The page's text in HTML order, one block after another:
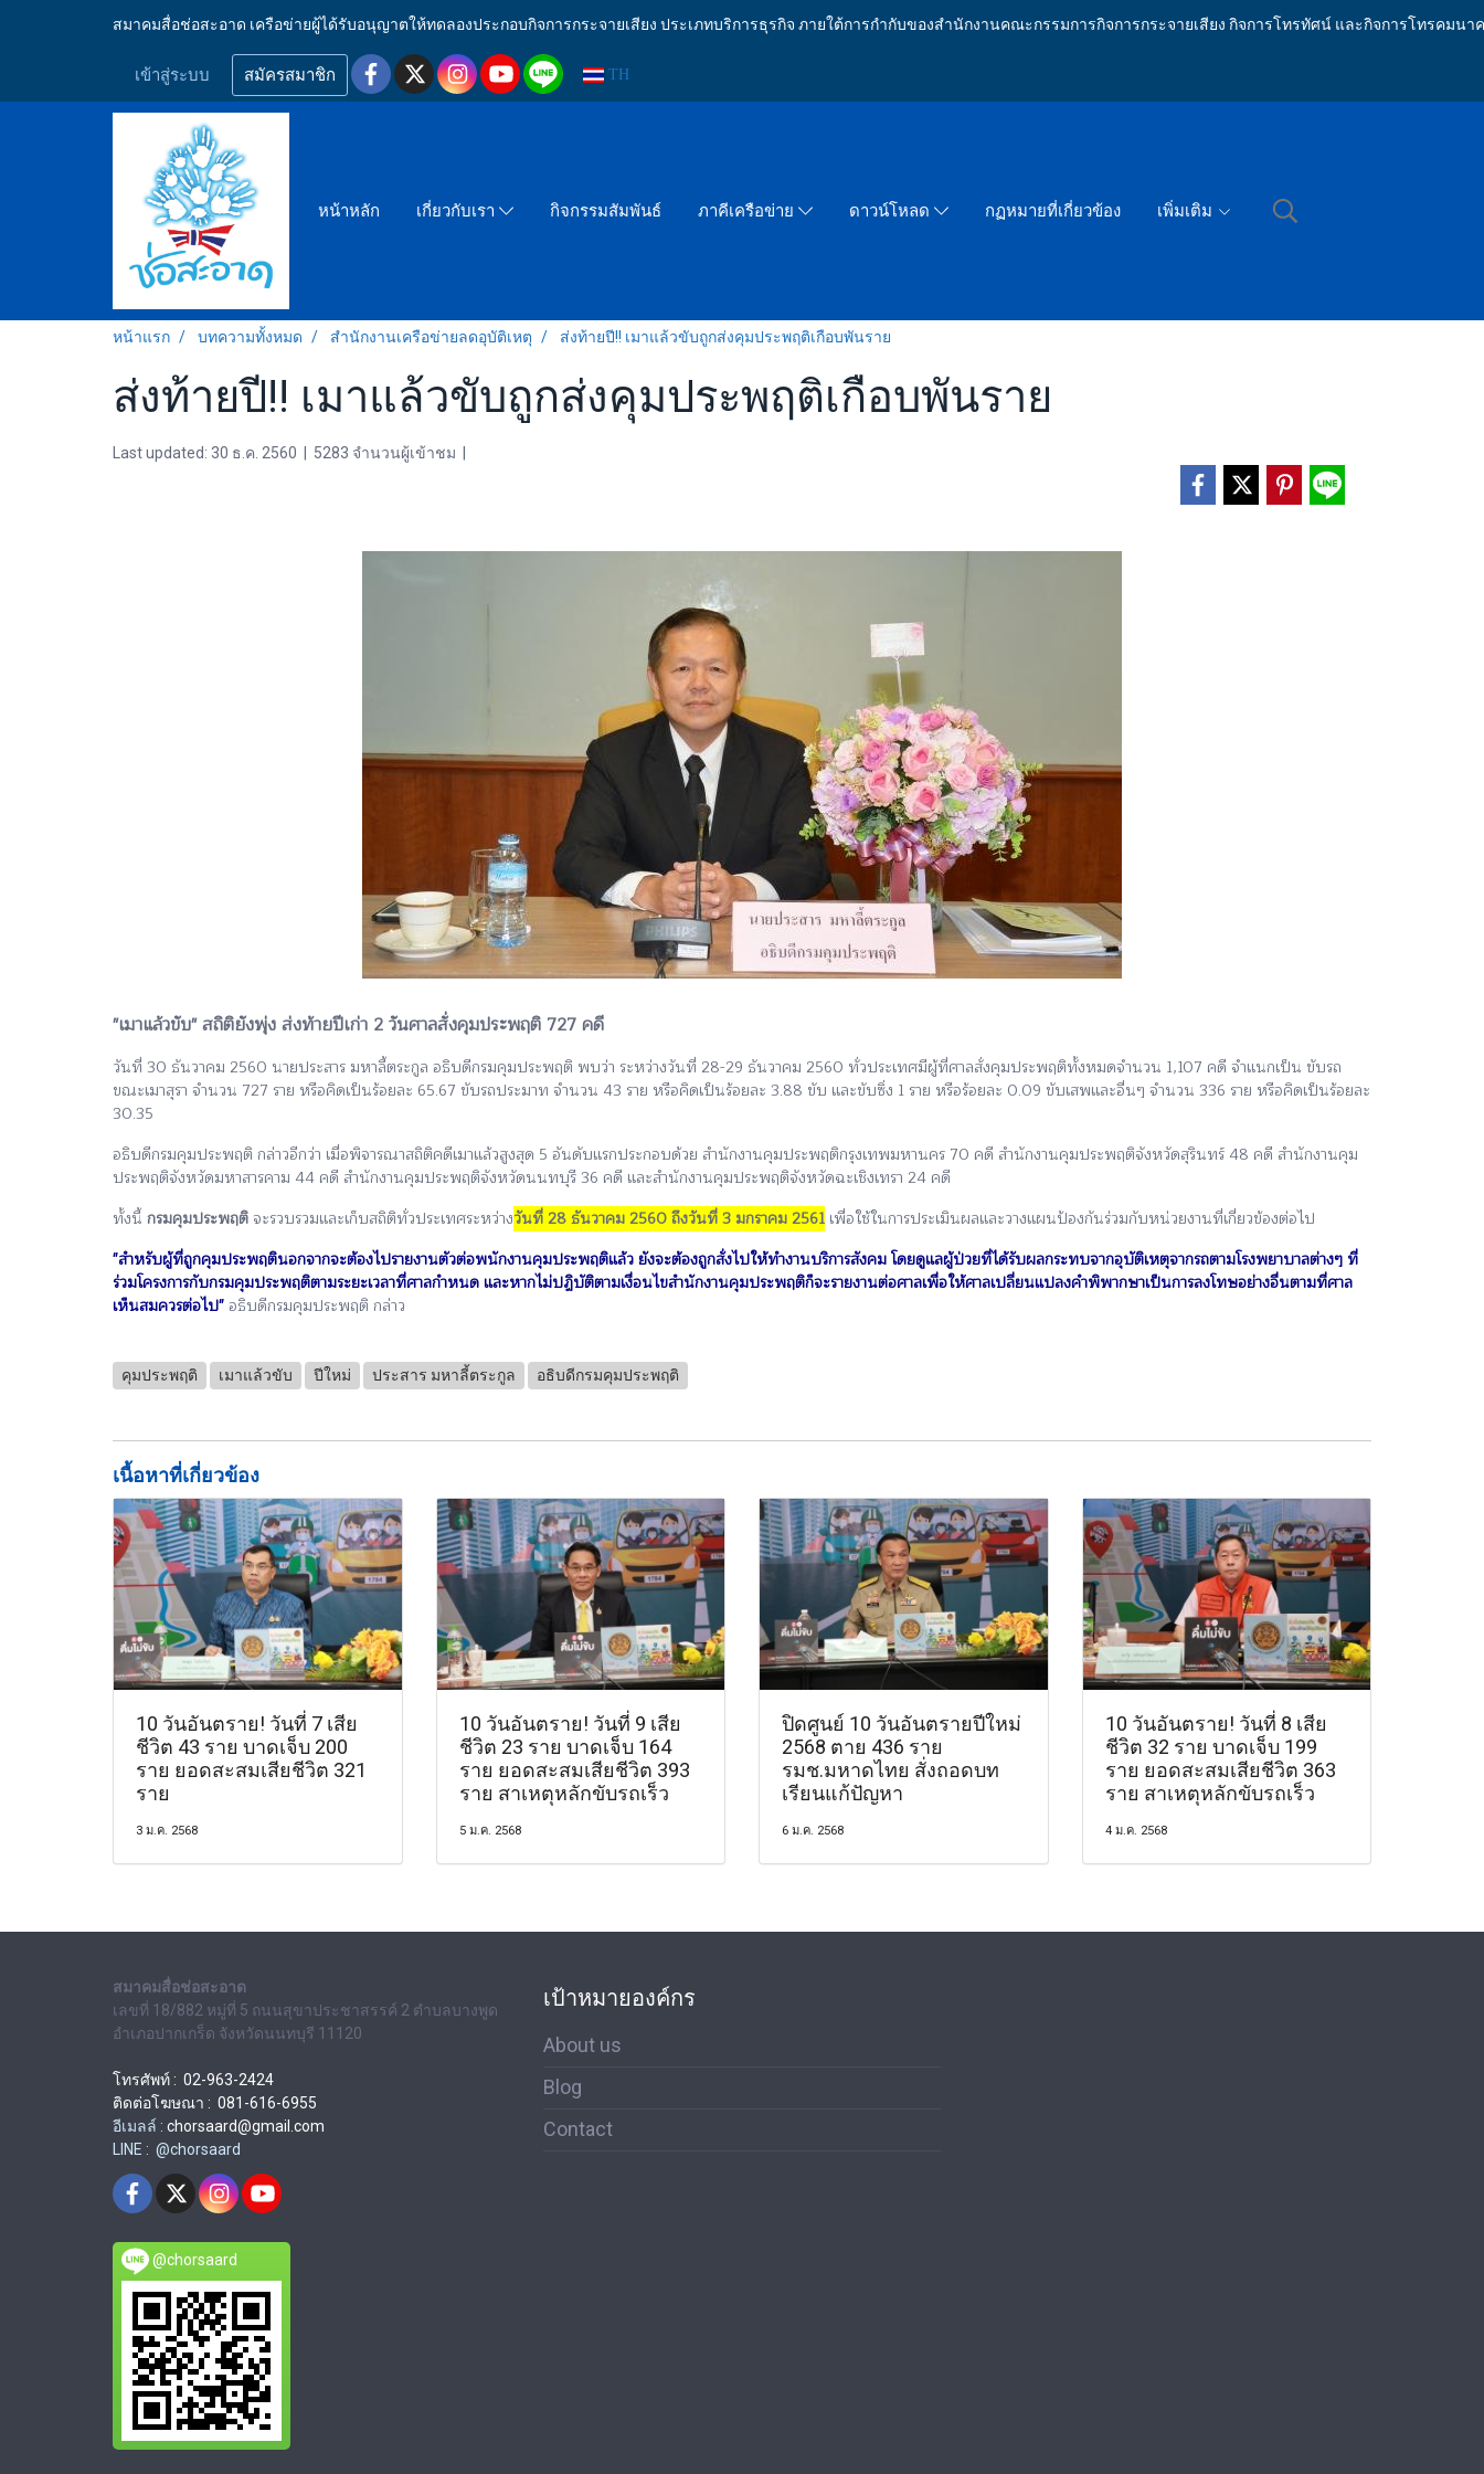
สมาคมสื่อช่อสะอาด เครือข่ายผู้ได้รับอนุญาตให้ทดลองประกอบกิจการกระจายเสียง ประเภทบริการธุรกิจ ภายใต้การกำกับของสำนักงานคณะกรรมการกิจการกระจายเสียง กิจการโทรทัศน์ และกิจการโทรคมนา
เข้าสู่ระบบ สมัครสมาชิก TH
หน้าหลัก เกี่ยวกับเรา กิจกรรมสัมพันธ์ ภาคีเครือข่าย ดาวน์โหลด กฏหมายที่เกี่ยวข้อง เพิ่มเติม
หน้าแรก บทความทั้งหมด สำนักงานเครือข่ายลดอุบัติเหตุ ส่งท้ายปี!! เมาแล้วขับถูกส่งคุมประพฤติเกือบพันราย
ส่งท้ายปี!! เมาแล้วขับถูกส่งคุมประพฤติเกือบพันราย
Last updated: 30 ธ.ค. 2560 5283 จำนวนผู้เข้าชม
"เมาแล้วขับ" สถิติยังพุ่ง ส่งท้ายปีเก่า 2 วันศาลสั่งคุมประพฤติ 727 คดี
วันที่ 30 ธันวาคม 2560 นายประสาร มหาลี้ตระกูล อธิบดีกรมคุมประพฤติ พบว่า ระหว่างวันที่ 28-29 ธันวาคม 2560 ทั่วประเทศมีผู้ที่ศาลสั่งคุมประพฤติทั้งหมดจำนวน 1,107 คดี จำแนกเป็น ขับรถ
ขณะเมาสุรา จำนวน 727 ราย หรือคิดเป็นร้อยละ 65.67 ขับรถประมาท จำนวน 43 ราย หรือคิดเป็นร้อยละ 3.88 ขับ และขับซิ่ง 1 ราย หรือร้อยละ 0.09 ขับเสพและอื่นๆ จำนวน 336 ราย หรือคิดเป็นร้อยละ
30.35
อธิบดีกรมคุมประพฤติ กล่าวอีกว่า เมื่อพิจารณาสถิติคดีเมาแล้วสูงสุด 5 อันดับแรกประกอบด้วย สำนักงานคุมประพฤติกรุงเทพมหานคร 70 คดี สำนักงานคุมประพฤติจังหวัดสุรินทร์ 48 คดี สำนักงานคุม
ประพฤติจังหวัดมหาสารคาม 44 คดี สำนักงานคุมประพฤติจังหวัดนนทบุรี 36 คดี และสำนักงานคุมประพฤติจังหวัดฉะเชิงเทรา 24 คดี
ทั้งนี้ กรมคุมประพฤติ จะรวบรวมและเก็บสถิติทั่วประเทศระหว่างวันที่ 28 ธันวาคม 2560 ถึงวันที่ 3 มกราคม 2561 เพื่อใช้ในการประเมินผลและวางแผนป้องกันร่วมกับหน่วยงานที่เกี่ยวข้องต่อไป
"สำหรับผู้ที่ถูกคุมประพฤตินอกจากจะต้องไปรายงานตัวต่อพนักงานคุมประพฤติแล้ว ยังจะต้องถูกสั่งไปให้ทำงานบริการสังคม โดยดูแลผู้ป่วยที่ได้รับผลกระทบจากอุบัติเหตุจากรถตามโรงพยาบาลต่างๆ ที่
ร่วมโครงการกับกรมคุมประพฤติตามระยะเวลาที่ศาลกำหนด และหากไม่ปฏิบัติตามเงื่อนไขสำนักงานคุมประพฤติก็จะรายงานต่อศาลเพื่อให้ศาลเปลี่ยนแปลงคำพิพากษาเป็นการลงโทษอย่างอื่นตามที่ศาล
เห็นสมควรต่อไป" อธิบดีกรมคุมประพฤติ กล่าว
คุมประพฤติ เมาแล้วขับ ปีใหม่ ประสาร มหาลี้ตระกูล อธิบดีกรมคุมประพฤติ
เนื้อหาที่เกี่ยวข้อง
10 วันอันตราย! วันที่ 7 เสีย
ชีวิต 43 ราย บาดเจ็บ 200
ราย ยอดสะสมเสียชีวิต 321
ราย
3 ม.ค. 2568
10 วันอันตราย! วันที่ 9 เสีย
ชีวิต 23 ราย บาดเจ็บ 164
ราย ยอดสะสมเสียชีวิต 393
ราย สาเหตุหลักขับรถเร็ว
5 ม.ค. 2568
ปิดศูนย์ 10 วันอันตรายปีใหม่
2568 ตาย 436 ราย
รมช.มหาดไทย สั่งถอดบท
เรียนแก้ปัญหา
6 ม.ค. 2568
10 วันอันตราย! วันที่ 8 เสีย
ชีวิต 32 ราย บาดเจ็บ 199
ราย ยอดสะสมเสียชีวิต 363
ราย สาเหตุหลักขับรถเร็ว
4 ม.ค. 2568
สมาคมสื่อช่อสะอาด
เลขที่ 18/882 หมู่ที่ 5 ถนนสุขาประชาสรรค์ 2 ตำบลบางพูด
อำเภอปากเกร็ด จังหวัดนนทบุรี 11120
โทรศัพท์ : 02-963-2424
ติดต่อโฆษณา : 081-616-6955
อีเมลล์ : chorsaard@gmail.com
LINE : @chorsaard
@chorsaard
เป้าหมายองค์กร
About us
Blog
Contact